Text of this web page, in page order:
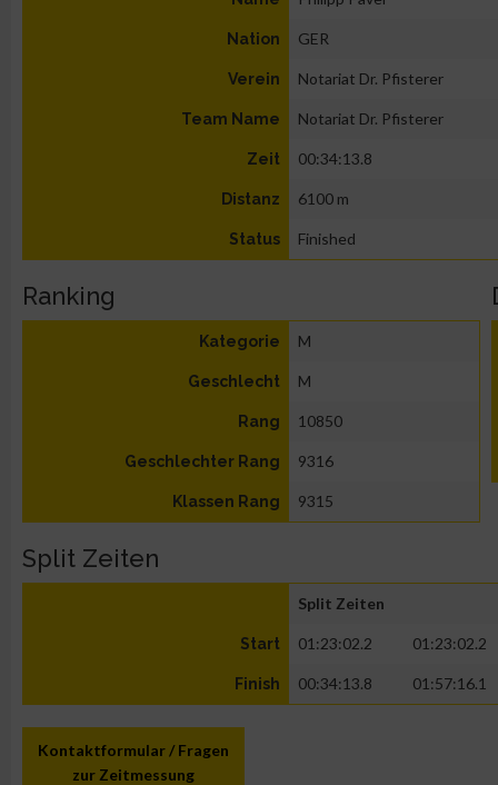
Nation GER
Verein Notariat Dr. Pfisterer
Team Name Notariat Dr. Pfisterer
Zeit 00:34:13.8
Distanz 6100 m
Status Finished
Ranking
Kategorie M
Geschlecht M
Rang 10850
Geschlechter Rang 9316
Klassen Rang 9315
Split Zeiten
Split Zeiten
Start 01:23:02.2 01:23:02.2
Finish 00:34:13.8 01:57:16.1
Kontaktformular / Fragen
zur Zeitmessung